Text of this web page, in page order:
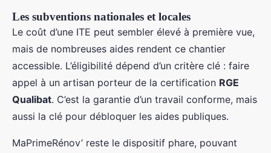
Les subventions nationales et locales
Le coût d’une ITE peut sembler élevé à première vue,
mais de nombreuses aides rendent ce chantier
accessible. L’éligibilité dépend d’un critère clé : faire
appel à un artisan porteur de la certification RGE
Qualibat. C’est la garantie d’un travail conforme, mais
aussi la clé pour débloquer les aides publiques.
MaPrimeRénov’ reste le dispositif phare, pouvant